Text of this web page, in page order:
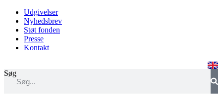
Udgivelser
Nyhedsbrev
Støt fonden
Presse
Kontakt
Søg